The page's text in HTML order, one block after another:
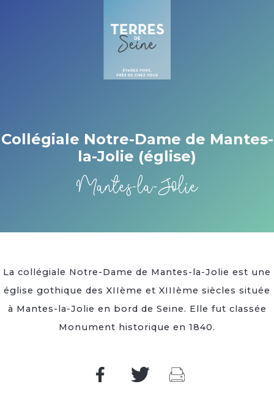
Collégiale Notre-Dame de Mantes-
la-Jolie (église)
Mantes-la-Jolie
La collégiale Notre-Dame de Mantes-la-Jolie est une
église gothique des XIIème et XIIIème siècles située
à Mantes-la-Jolie en bord de Seine. Elle fut classée
Monument historique en 1840.